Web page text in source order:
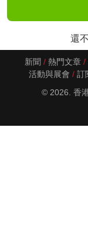
還
新聞 熱門文章
活動與展會
訂
© 2026. 香